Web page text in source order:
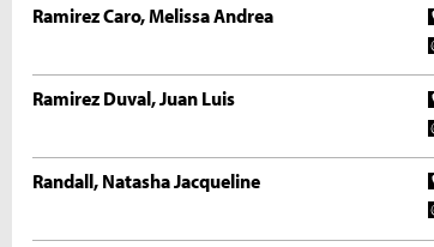
Ramirez Caro, Melissa Andrea
Ramirez Duval, Juan Luis
Randall, Natasha Jacqueline